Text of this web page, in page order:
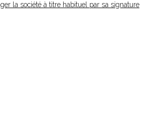
la société à titre habituel par sa signature